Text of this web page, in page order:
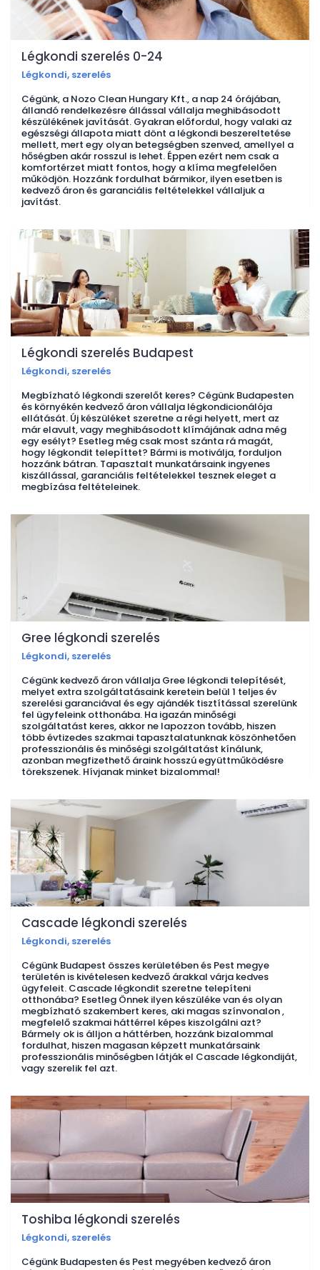
Légkondi szerelés 0-24
Légkondi, szerelés
Cégünk, a Nozo Clean Hungary Kft., a nap 24 órájában,
állandó rendelkezésre állással vállalja meghibásodott
készülékének javítását. Gyakran előfordul, hogy valaki az
egészségi állapota miatt dönt a légkondi beszereltetése
mellett, mert egy olyan betegségben szenved, amellyel a
hőségben akár rosszul is lehet. Éppen ezért nem csak a
komfortérzet miatt fontos, hogy a klíma megfelelően
működjön. Hozzánk fordulhat bármikor, ilyen esetben is
kedvező áron és garanciális feltételekkel vállaljuk a
javítást.
Légkondi szerelés Budapest
Légkondi, szerelés
Megbízható légkondi szerelőt keres? Cégünk Budapesten
és környékén kedvező áron vállalja légkondicionálója
ellátását. Új készüléket szeretne a régi helyett, mert az
már elavult, vagy meghibásodott klímájának adna még
egy esélyt? Esetleg még csak most szánta rá magát,
hogy légkondit telepíttet? Bármi is motiválja, forduljon
hozzánk bátran. Tapasztalt munkatársaink ingyenes
kiszállással, garanciális feltételekkel tesznek eleget a
megbízása feltételeinek.
Gree légkondi szerelés
Légkondi, szerelés
Cégünk kedvező áron vállalja Gree légkondi telepítését,
melyet extra szolgáltatásaink keretein belül 1 teljes év
szerelési garanciával és egy ajándék tisztítással szerelünk
fel ügyfeleink otthonába. Ha igazán minőségi
szolgáltatást keres, akkor ne lapozzon tovább, hiszen
több évtizedes szakmai tapasztalatunknak köszönhetően
professzionális és minőségi szolgáltatást kínálunk,
azonban megfizethető áraink hosszú együttműködésre
törekszenek. Hívjanak minket bizalommal!
Cascade légkondi szerelés
Légkondi, szerelés
Cégünk Budapest összes kerületében és Pest megye
területén is kivételesen kedvező árakkal várja kedves
ügyfeleit. Cascade légkondit szeretne telepíteni
otthonába? Esetleg Önnek ilyen készüléke van és olyan
megbízható szakembert keres, aki magas színvonalon ,
megfelelő szakmai háttérrel képes kiszolgálni azt?
Bármely ok is álljon a háttérben, hozzánk bizalommal
fordulhat, hiszen magasan képzett munkatársaink
professzionális minőségben látják el Cascade légkondiját,
vagy szerelik fel azt.
Toshiba légkondi szerelés
Légkondi, szerelés
Cégünk Budapesten és Pest megyében kedvező áron